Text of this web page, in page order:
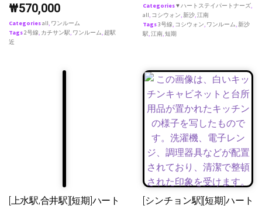
₩570,000
Categoriesall, ワンルーム
Tags2号線, カチサン駅, ワンルーム, 超駅
近
Categories♥ ハートステイパートナーズ,
all, コシウォン,新沙,江南
Tags3号線, コシウォン, ワンルーム,新沙
駅,江南,短期
[上水駅,合井駅][短期]ハート
[シンチョン駅][短期]ハート